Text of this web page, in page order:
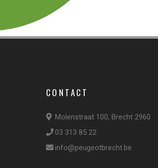
CONTACT
Molenstraat 100, Brecht 2960
03 313 85 22
info@peugeotbrecht.be